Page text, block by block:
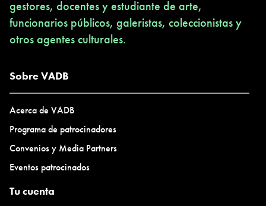
gestores, docentes y estudiante de arte,
funcionarios públicos, galeristas, coleccionistas y
otros agentes culturales.
Sobre VADB
Acerca de VADB
Programa de patrocinadores
Convenios y Media Partners
Eventos patrocinados
Tu cuenta